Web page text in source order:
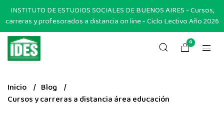
INSTITUTO DE ESTUDIOS SOCIALES DE BUENOS AIRES - Cursos,
carreras y profesorados a distancia on line - Ciclo Lectivo Año 2026
0
Inicio
Blog
Cursos y carreras a distancia área educación